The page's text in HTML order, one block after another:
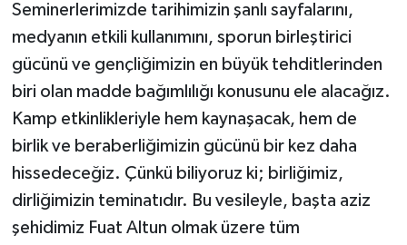
Seminerlerimizde tarihimizin şanlı sayfalarını,
medyanın etkili kullanımını, sporun birleştirici
gücünü ve gençliğimizin en büyük tehditlerinden
biri olan madde bağımlılığı konusunu ele alacağız.
Kamp etkinlikleriyle hem kaynaşacak, hem de
birlik ve beraberliğimizin gücünü bir kez daha
hissedeceğiz. Çünkü biliyoruz ki; birliğimiz,
dirliğimizin teminatıdır. Bu vesileyle, başta aziz
şehidimiz Fuat Altun olmak üzere tüm